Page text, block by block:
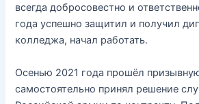
всегда добросовестно и
года успешно защитил и получил
колледжа, начал работать.
Осенью 2021 года прошёл
самостоятельно принял решение